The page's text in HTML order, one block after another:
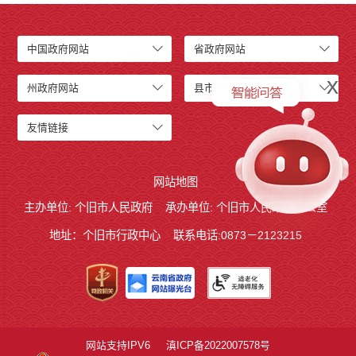
中国政府网站 省政府网站
州政府网站 县市政府网站
友情链接
网站地图
主办单位: 个旧市人民政府
承办单位: 个旧市人民政府办公室
地址：个旧市行政中心 联系电话:0873－2123215
x
网站支持IPV6
滇ICP备2022007578号